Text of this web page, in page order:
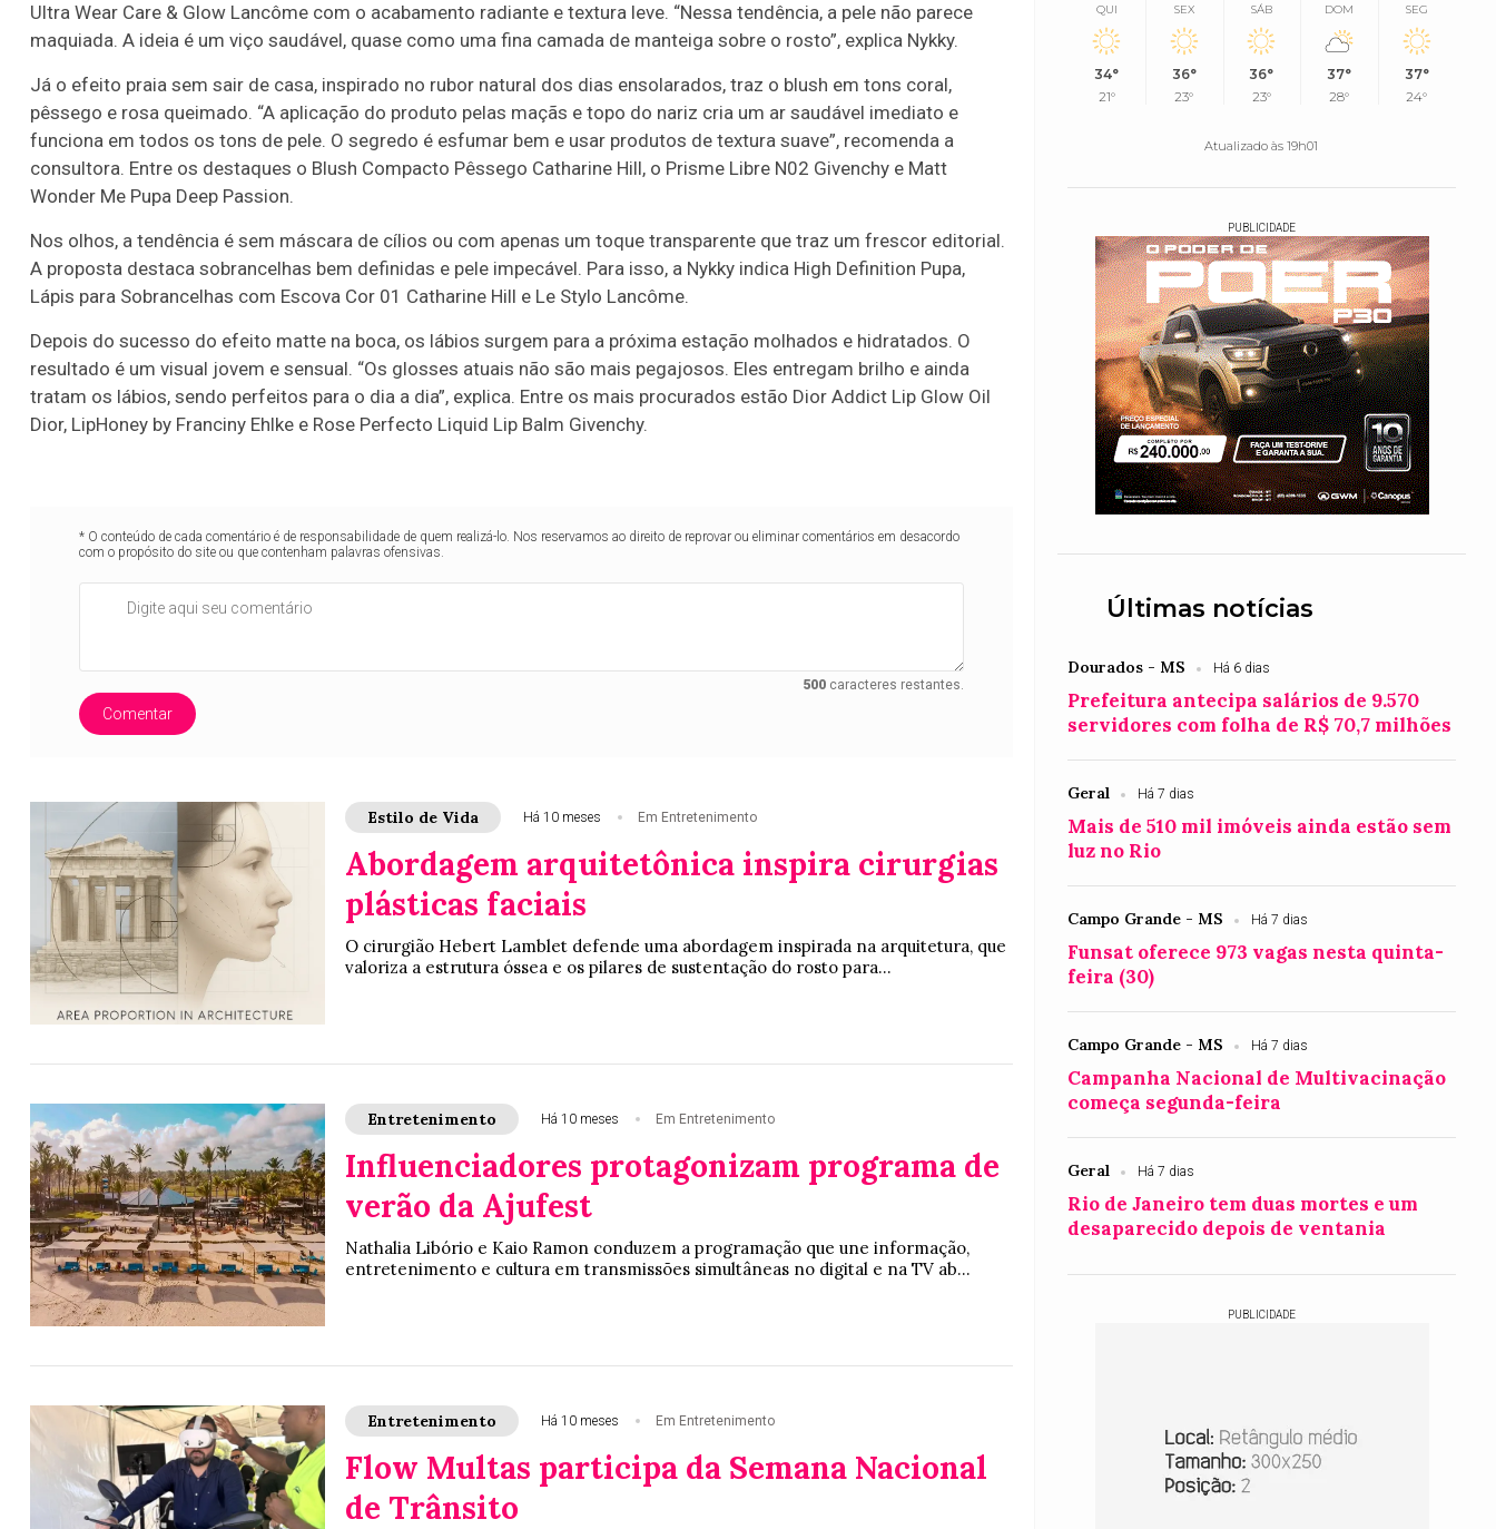
Ultra Wear Care & Glow Lancôme com o acabamento radiante e textura leve. “Nessa tendência, a pele não parece
maquiada. A ideia é um viço saudável, quase como uma fina camada de manteiga sobre o rosto”, explica Nykky.
Já o efeito praia sem sair de casa, inspirado no rubor natural dos dias ensolarados, traz o blush em tons coral,
pêssego e rosa queimado. “A aplicação do produto pelas maçãs e topo do nariz cria um ar saudável imediato e
funciona em todos os tons de pele. O segredo é esfumar bem e usar produtos de textura suave”, recomenda a
consultora. Entre os destaques o Blush Compacto Pêssego Catharine Hill, o Prisme Libre N02 Givenchy e Matt
Wonder Me Pupa Deep Passion.
Nos olhos, a tendência é sem máscara de cílios ou com apenas um toque transparente que traz um frescor editorial.
A proposta destaca sobrancelhas bem definidas e pele impecável. Para isso, a Nykky indica High Definition Pupa,
Lápis para Sobrancelhas com Escova Cor 01 Catharine Hill e Le Stylo Lancôme.
Depois do sucesso do efeito matte na boca, os lábios surgem para a próxima estação molhados e hidratados. O
resultado é um visual jovem e sensual. “Os glosses atuais não são mais pegajosos. Eles entregam brilho e ainda
tratam os lábios, sendo perfeitos para o dia a dia”, explica. Entre os mais procurados estão Dior Addict Lip Glow Oil
Dior, LipHoney by Franciny Ehlke e Rose Perfecto Liquid Lip Balm Givenchy.
* O conteúdo de cada comentário é de responsabilidade de quem realizá-lo. Nos reservamos ao direito de reprovar ou eliminar comentários em desacordo
com o propósito do site ou que contenham palavras ofensivas.
500caracteres restantes.
Comentar
Estilo de Vida Há 10 meses Em Entretenimento
Abordagem arquitetônica inspira cirurgias
plásticas faciais
O cirurgião Hebert Lamblet defende uma abordagem inspirada na arquitetura, que
valoriza a estrutura óssea e os pilares de sustentação do rosto para...
Entretenimento Há 10 meses Em Entretenimento
Influenciadores protagonizam programa de
verão da Ajufest
Nathalia Libório e Kaio Ramon conduzem a programação que une informação,
entretenimento e cultura em transmissões simultâneas no digital e na TV ab...
Entretenimento Há 10 meses Em Entretenimento
Flow Multas participa da Semana Nacional
de Trânsito
QUI
34°
21°
SEX
36°
23°
SÁB
36°
23°
DOM
37°
28°
SEG
37°
24°
Atualizado às 19h01
PUBLICIDADE
Últimas notícias
Dourados - MS Há 6 dias
Prefeitura antecipa salários de 9.570
servidores com folha de R$ 70,7 milhões
Geral Há 7 dias
Mais de 510 mil imóveis ainda estão sem
luz no Rio
Campo Grande - MS Há 7 dias
Funsat oferece 973 vagas nesta quinta-
feira (30)
Campo Grande - MS Há 7 dias
Campanha Nacional de Multivacinação
começa segunda-feira
Geral Há 7 dias
Rio de Janeiro tem duas mortes e um
desaparecido depois de ventania
PUBLICIDADE